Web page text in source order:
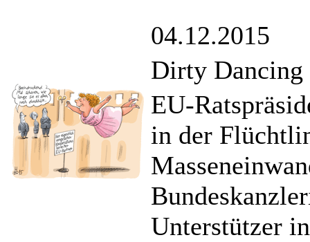
04.12.2015
Dirty Dancing
EU-
in der
Unterstützer